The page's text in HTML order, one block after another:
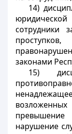
14)
юридической
сотрудники
законами
15)
нарушение